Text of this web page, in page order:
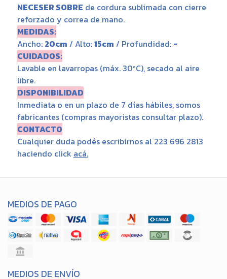
NECESER SOBRE de cordura sublimada con cierre
reforzado y correa de mano.
MEDIDAS:
Ancho: 20cm / Alto:15cm / Profundidad: -
CUIDADOS:
Lavable en lavarropas (máx. 30ºC), secado al aire
libre.
DISPONIBILIDAD
Inmediata o en un plazo de 7 días hábiles, somos
fabricantes (compras mayoristas consultar plazo).
CONTACTO
Cualquier duda podés escribirnos al 223 696 2813
haciendo click acá.
MEDIOS DE PAGO
MEDIOS DE ENVÍO